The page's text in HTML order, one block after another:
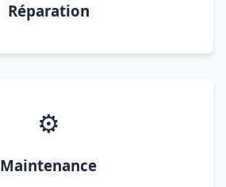
Réparation
⚙️
Maintenance